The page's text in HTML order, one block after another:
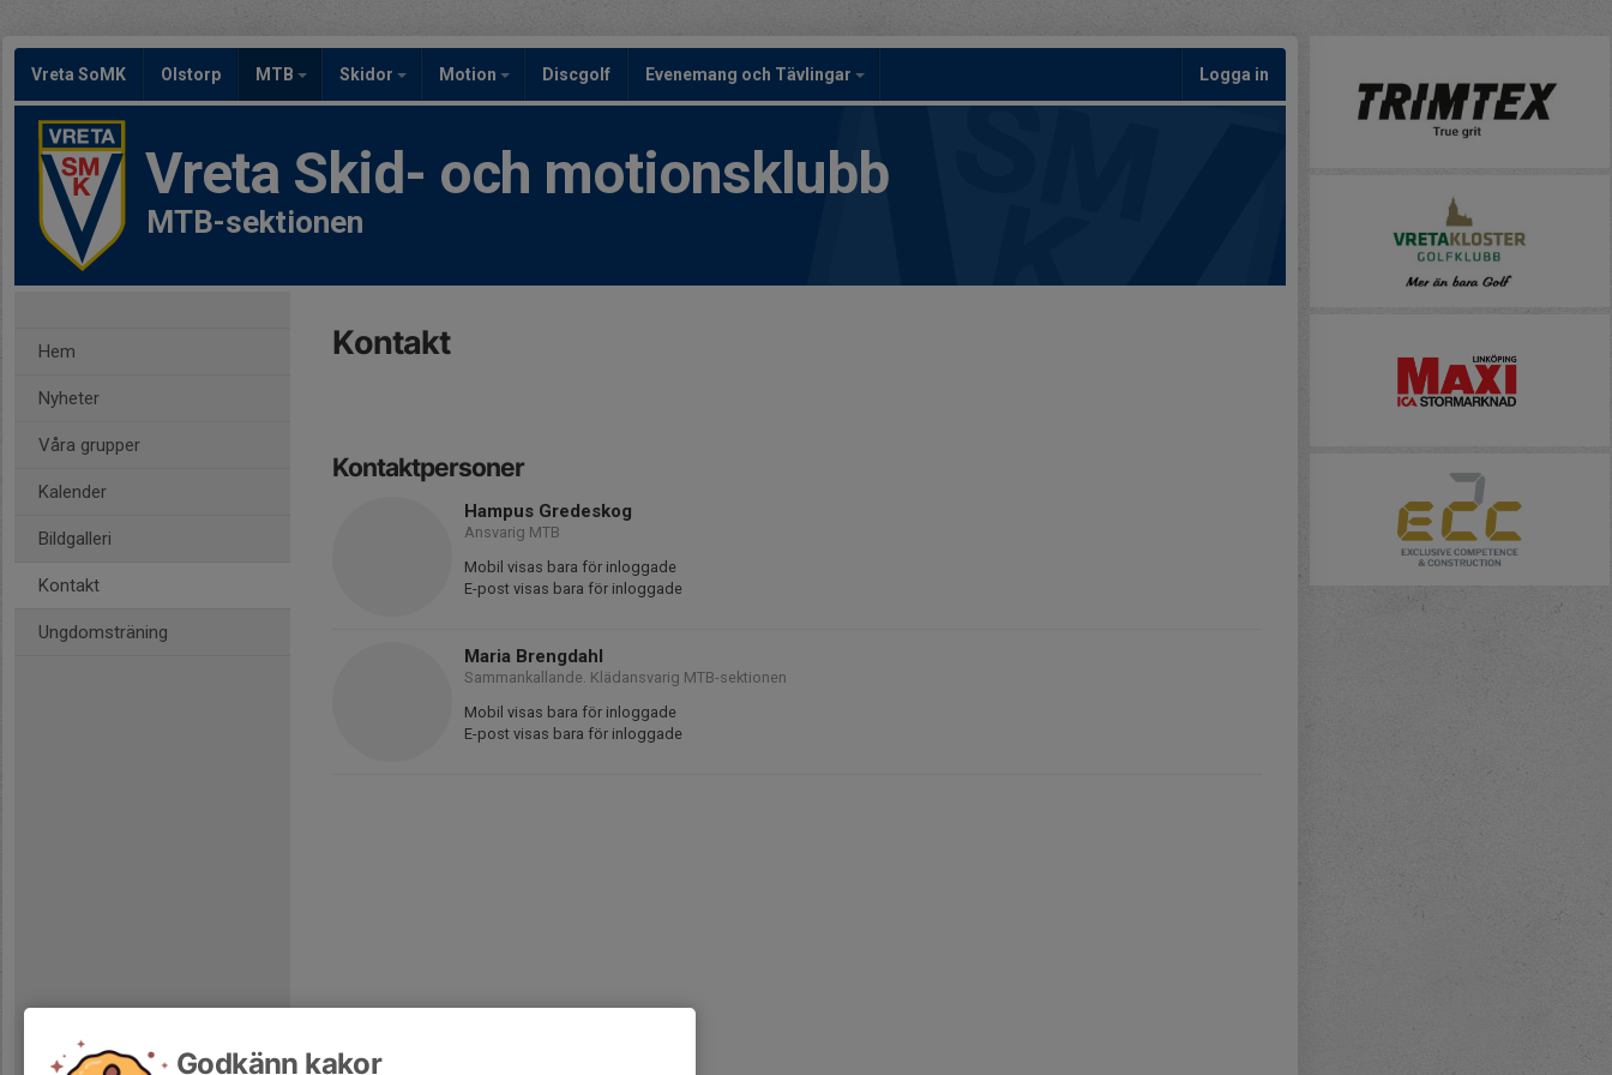
Vreta SoMK Olstorp MTB Skidor Motion Discgolf Evenemang och Tävlingar Logga in
Vreta Skid- och motionsklubb
MTB-sektionen
Hem
Nyheter
Våra grupper
Kalender
Bildgalleri
Kontakt
Ungdomsträning
Kontakt
Kontaktpersoner
Hampus Gredeskog
Ansvarig MTB
Mobil visas bara för inloggade
E-post visas bara för inloggade
Maria Brengdahl
Sammankallande. Klädansvarig MTB-sektionen
Mobil visas bara för inloggade
E-post visas bara för inloggade
Godkänn kakor